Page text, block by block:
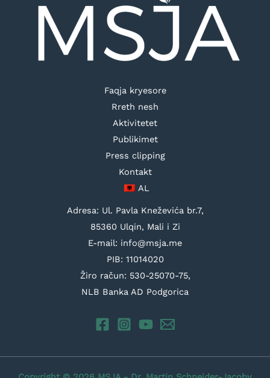
Faqja kryesore
Rreth nesh
Aktivitetet
Publikimet
Press clipping
Kontakt
AL
Adresa: Ul. Pavla Kneževića br.7,
85360 Ulqin, Mali i Zi
E-mail: info@msja.me
PIB: 11014020
Žiro račun: 530-25070-75,
NLB Banka AD Podgorica